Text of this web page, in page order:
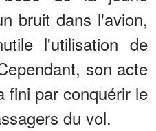
bruit dans l'avion,
l'utilisation de
son acte
fini par conquérir le
du vol.